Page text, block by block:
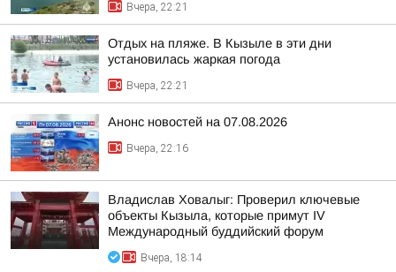
Вчера, 22:21
Отдых на пляже. В Кызыле в эти дни
установилась жаркая погода
Вчера, 22:21
Анонс новостей на 07.08.2026
Вчера, 22:16
Владислав Ховалыг: Проверил ключевые
объекты Кызыла, которые примут IV
Международный буддийский форум
Вчера, 18:14